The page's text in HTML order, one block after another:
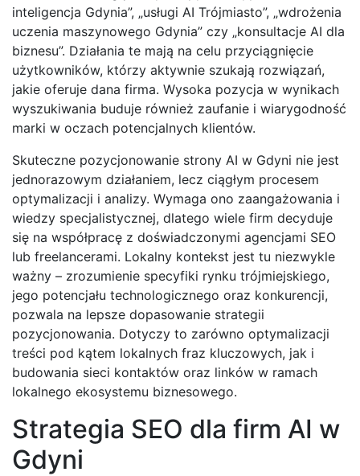
inteligencja Gdynia”, „usługi AI Trójmiasto”, „wdrożenia
uczenia maszynowego Gdynia” czy „konsultacje AI dla
biznesu”. Działania te mają na celu przyciągnięcie
użytkowników, którzy aktywnie szukają rozwiązań,
jakie oferuje dana firma. Wysoka pozycja w wynikach
wyszukiwania buduje również zaufanie i wiarygodność
marki w oczach potencjalnych klientów.
Skuteczne pozycjonowanie strony AI w Gdyni nie jest
jednorazowym działaniem, lecz ciągłym procesem
optymalizacji i analizy. Wymaga ono zaangażowania i
wiedzy specjalistycznej, dlatego wiele firm decyduje
się na współpracę z doświadczonymi agencjami SEO
lub freelancerami. Lokalny kontekst jest tu niezwykle
ważny – zrozumienie specyfiki rynku trójmiejskiego,
jego potencjału technologicznego oraz konkurencji,
pozwala na lepsze dopasowanie strategii
pozycjonowania. Dotyczy to zarówno optymalizacji
treści pod kątem lokalnych fraz kluczowych, jak i
budowania sieci kontaktów oraz linków w ramach
lokalnego ekosystemu biznesowego.
Strategia SEO dla firm AI w
Gdyni